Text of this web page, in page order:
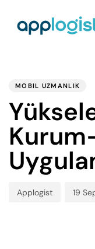
MOBIL UZMANLIK
Applogist 19